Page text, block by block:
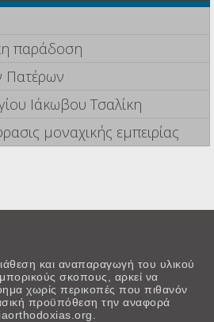
παράδοση
Πατέρων
Ιάκωβου Τσαλίκη
μοναχικής εμπειρίας
και αναπαραγωγή του υλικού
σκοπους, αρκεί να
χωρίς περικοπές που πιθανόν
προϋπόθεση την αναφορά